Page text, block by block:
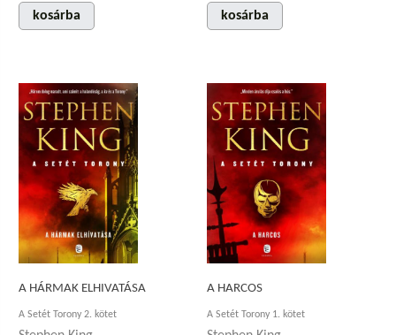
kosárba kosárba
A HÁRMAK ELHIVATÁSA
A Setét Torony 2. kötet
A HARCOS
A Setét Torony 1. kötet